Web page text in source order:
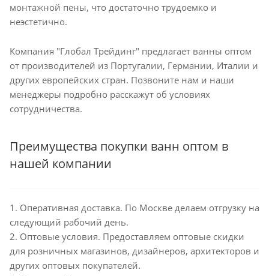
монтажной пены, что достаточно трудоемко и
неэстетично.
Компания "Глобал Трейдинг" предлагает ванны оптом
от производителей из Португалии, Германии, Италии и
других европейских стран. Позвоните нам и наши
менеджеры подробно расскажут об условиях
сотрудничества.
Преимущества покупки ванн оптом в
нашей компании
1. Оперативная доставка. По Москве делаем отгрузку на
следующий рабочий день.
2. Оптовые условия. Предоставляем оптовые скидки
для розничных магазинов, дизайнеров, архитекторов и
других оптовых покупателей.